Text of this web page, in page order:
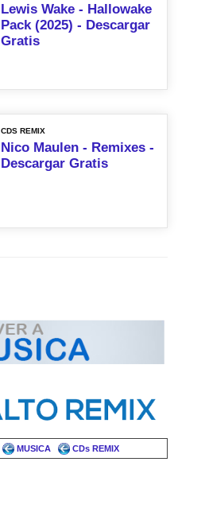
Lewis Wake - Hallowake
Pack (2025) - Descargar
Gratis
CDS REMIX
Nico Maulen - Remixes -
Descargar Gratis
MUSICA CDs REMIX